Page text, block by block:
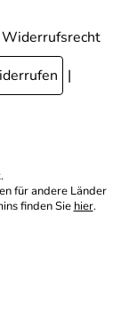
Widerrufsrecht
für andere Länder
finden Sie hier.